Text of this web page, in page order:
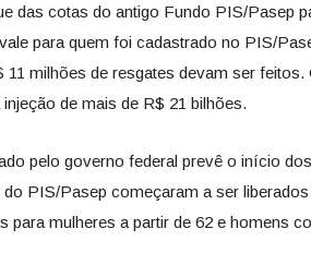
das cotas do antigo Fundo PIS/Pasep
para quem foi cadastrado no PIS/
11 milhões de resgates devam ser
de mais de R$ 21 bilhões.
pelo governo federal prevê o início
PIS/Pasep começaram a ser
para mulheres a partir de 62 e homens